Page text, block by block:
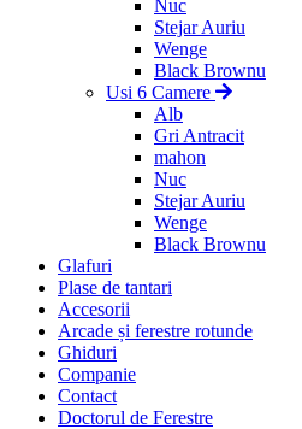
Nuc
Stejar Auriu
Wenge
Black Brownu
Usi 6 Camere
Alb
Gri Antracit
mahon
Nuc
Stejar Auriu
Wenge
Black Brownu
Glafuri
Plase de tantari
Accesorii
Arcade și ferestre rotunde
Ghiduri
Companie
Contact
Doctorul de Ferestre